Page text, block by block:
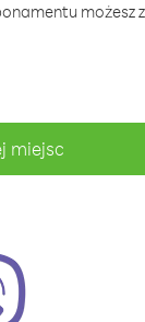
możesz
miejsc